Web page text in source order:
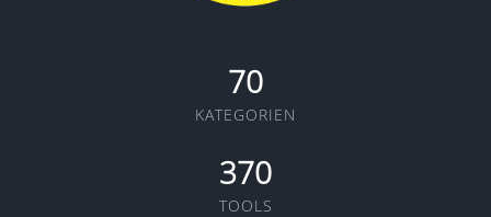
70
KATEGORIEN
370
TOOLS